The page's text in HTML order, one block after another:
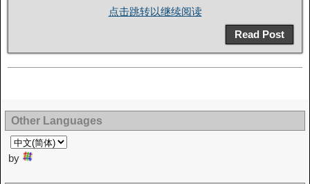
点击跳转以继续阅读
Read Post
Other Languages
by